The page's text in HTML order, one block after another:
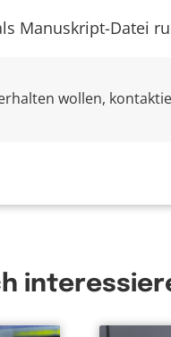
Manuskript-Datei
wollen,